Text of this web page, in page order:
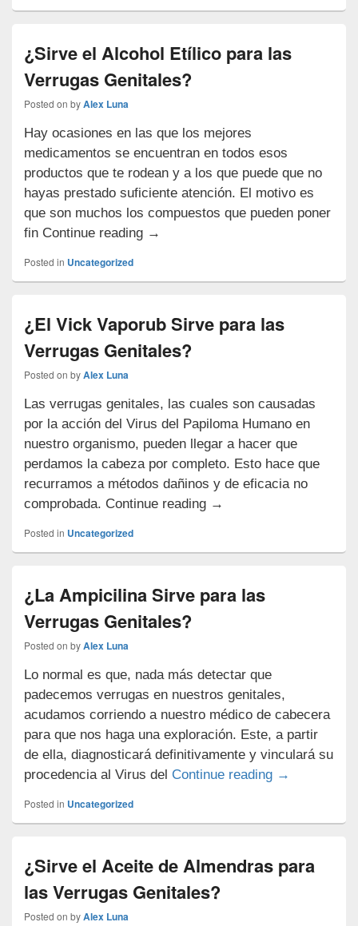
¿Sirve el Alcohol Etílico para las
Verrugas Genitales?
Posted on byAlex Luna
Hay ocasiones en las que los mejores
medicamentos se encuentran en todos esos
productos que te rodean y a los que puede que no
hayas prestado suficiente atención. El motivo es
que son muchos los compuestos que pueden poner
fin Continue reading ¿Sirve
las
Verrugas
→
Posted in Uncategorized
¿El Vick Vaporub Sirve para las
Verrugas Genitales?
Posted on byAlex Luna
Las verrugas genitales, las cuales son causadas
por la acción del Virus del Papiloma Humano en
nuestro organismo, pueden llegar a hacer que
perdamos la cabeza por completo. Esto hace que
recurramos a métodos dañinos y de eficacia no
comprobada. Continue reading ¿El
las
→
Posted in Uncategorized
¿La Ampicilina Sirve para las
Verrugas Genitales?
Posted on byAlex Luna
Lo normal es que, nada más detectar que
padecemos verrugas en nuestros genitales,
acudamos corriendo a nuestro médico de cabecera
para que nos haga una exploración. Este, a partir
de ella, diagnosticará definitivamente y vinculará su
procedencia al Virus del Continue reading ¿La
→
Posted in Uncategorized
¿Sirve el Aceite de Almendras para
las Verrugas Genitales?
Posted on byAlex Luna